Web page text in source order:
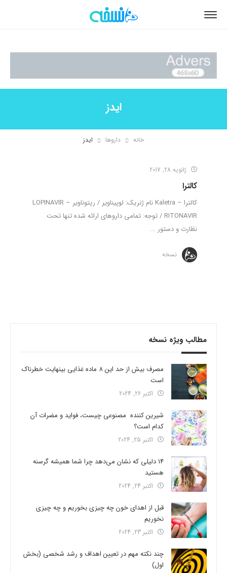
ایدز
خانه داروها ایدز
ژانویه 28, 2017
کالترا
کالترا – Kaletra نام ژنریک: لوپیناویر / ریتوناویر – LOPINAVIR
/ RITONAVIR توجه: تمامی داروهای ارائه شده تنها تحت
نظارت و دستور ...
نسخه
مطالب ویژه نسخه
مصرف بیش از حد این 8 ماده غذایی بینهایت خطرناک
است
اکتبر 26, 2024
شیرین کننده مصنوعی چیست، فواید و مضرات آن
کدام است؟
اکتبر 25, 2024
14 دلیلی که نشان می‌دهد چرا شما همیشه گرسنه
هستید
اکتبر 24, 2024
قبل از اهدای خون چه چیزی بخوریم و چه چیزی
نخوریم
اکتبر 23, 2024
چند نکته مهم در تعیین اهداف و رشد شخصی (بخش
اول)